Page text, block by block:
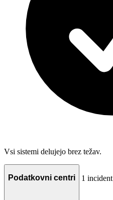
Vsi sistemi delujejo brez težav.
Podatkovni centri 1 incident